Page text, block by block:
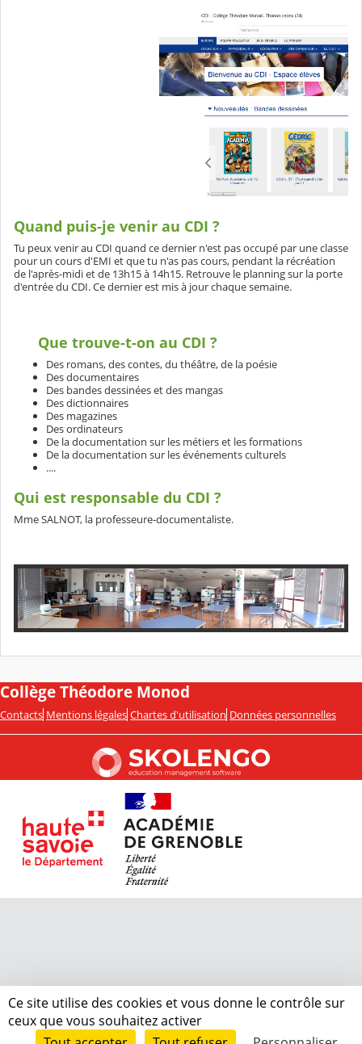
Quand puis-je venir au CDI ?
Tu peux venir au CDI quand ce dernier n'est pas occupé par une classe
pour un cours d'EMI et que tu n'as pas cours, pendant la récréation
de l'après-midi et de 13h15 à 14h15. Retrouve le planning sur la porte
d'entrée du CDI. Ce dernier est mis à jour chaque semaine.
Que trouve-t-on au CDI ?
Des romans, des contes, du théâtre, de la poésie
Des documentaires
Des bandes dessinées et des mangas
Des dictionnaires
Des magazines
Des ordinateurs
De la documentation sur les métiers et les formations
De la documentation sur les événements culturels
....
Qui est responsable du CDI ?
Mme SALNOT, la professeure-documentaliste.
Collège Théodore Monod
Contacts Mentions légales Chartes d'utilisation Données personnelles
Ce site utilise des cookies et vous donne le contrôle sur
ceux que vous souhaitez activer